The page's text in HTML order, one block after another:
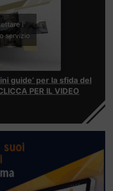
i
servizio
guide’ per la sfida del
PER IL VIDEO